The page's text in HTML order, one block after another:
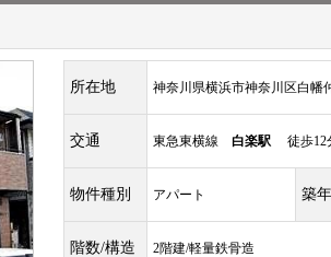
所在地 神奈川県横浜市神奈川区白幡
交通 東急東横線 白楽駅 徒歩12
物件種別 アパート 築
階数/構造 2階建/軽量鉄骨造